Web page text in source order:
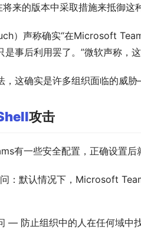
将来的版本中采取措施来抵御这
）声称确实“在Microsoft
是事后利用罢了。”微软声称，
，这确实是许多组织面临的威
攻击
有一些安全配置，正确设置后
：默认情况下，Microsoft
— 防止组织中的人在任何域中